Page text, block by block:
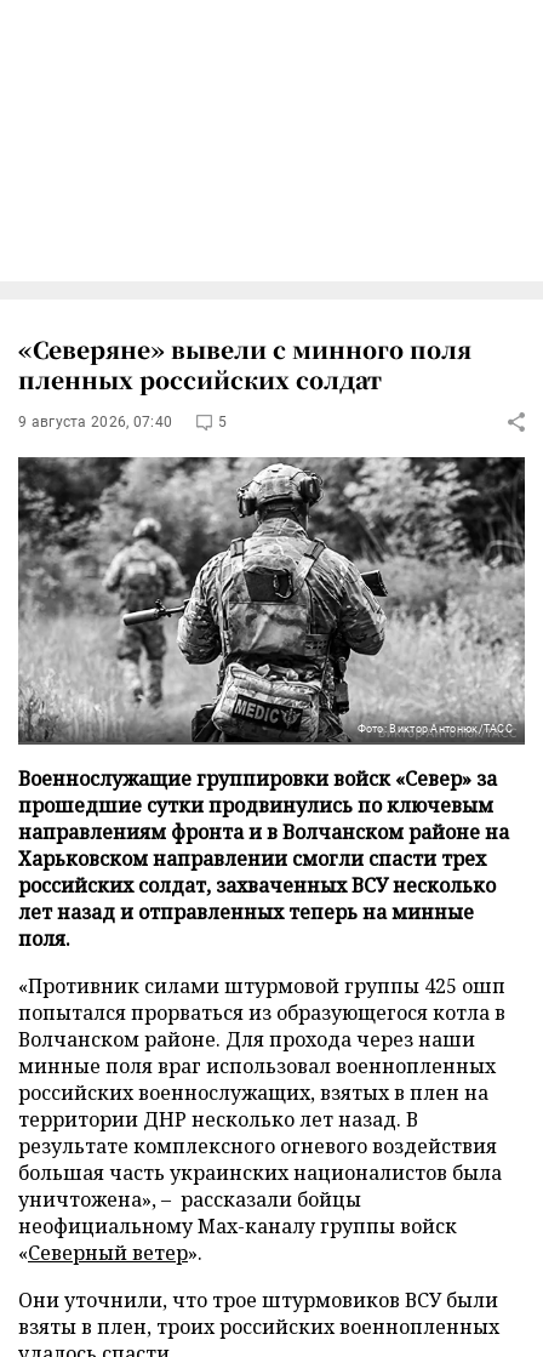
«Северяне» вывели с минного поля
пленных российских солдат
9 августа 2026, 07:40 5
Фото: Виктор Антонюк/ТАСС
Военнослужащие группировки войск «Север» за
прошедшие сутки продвинулись по ключевым
направлениям фронта и в Волчанском районе на
Харьковском направлении смогли спасти трех
российских солдат, захваченных ВСУ несколько
лет назад и отправленных теперь на минные
поля.
«Противник силами штурмовой группы 425 ошп
попытался прорваться из образующегося котла в
Волчанском районе. Для прохода через наши
минные поля враг использовал военнопленных
российских военнослужащих, взятых в плен на
территории ДНР несколько лет назад. В
результате комплексного огневого воздействия
большая часть украинских националистов была
уничтожена», – рассказали бойцы
неофициальному Max-каналу группы войск
«Северный ветер».
Они уточнили, что трое штурмовиков ВСУ были
взяты в плен, троих российских военнопленных